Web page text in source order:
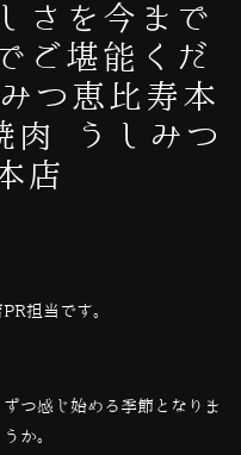
さを今まで
ご堪能くだ
つ恵比寿本
肉 うしみつ
店
担当です。
つ感じ始める季節となりま
か。